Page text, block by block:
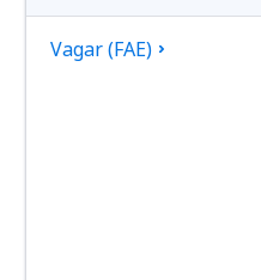
Vagar (FAE)